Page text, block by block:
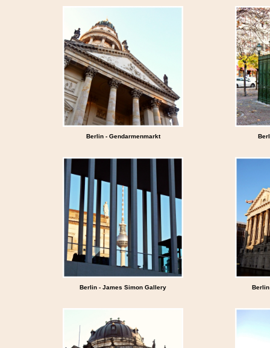
Berlin - Gendarmenmarkt
Berlin - James Simon Gallery